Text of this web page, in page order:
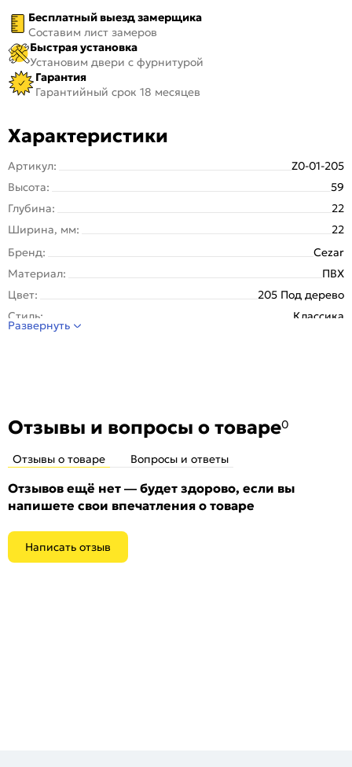
Бесплатный выезд замерщика
Составим лист замеров
Быстрая установка
Установим двери с фурнитурой
Гарантия
Гарантийный срок 18 месяцев
Характеристики
Артикул:
Z0-01-205
Высота:
59
Глубина:
22
Ширина, мм:
22
Бренд:
Cezar
Материал:
ПВХ
Цвет:
205 Под дерево
Стиль:
Классика
Развернуть
Отзывы и вопросы о товаре0
Отзывы о товаре Вопросы и ответы
Отзывов ещё нет — будет здорово, если вы
напишете свои впечатления о товаре
Написать отзыв